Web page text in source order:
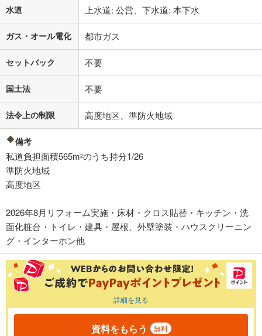
水道 上水道: 公営、下水道: 本下水
ガス・オール電化 都市ガス
セットバック 不要
国土法 不要
法令上の制限 高度地区、準防火地域
備考
私道負担面積565m2のうち持分1/26
準防火地域
高度地区
2026年8月リフォーム実施・床材・クロス貼替・キッチン・洗
面化粧台・トイレ・建具・屋根、外壁塗装・ハウスクリーニン
グ・インターホン他
詳細を見る
資料をもらう 無料